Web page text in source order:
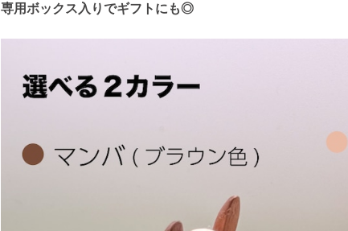
専用ボックス入りでギフトにも◎